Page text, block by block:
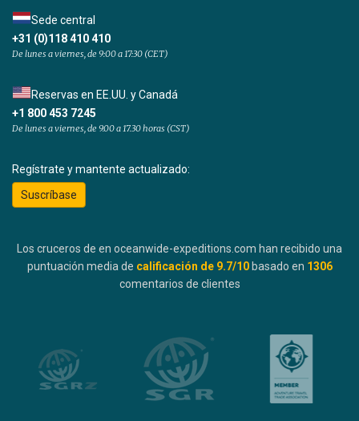
Sede central
+31 (0)118 410 410
De lunes a viernes, de 9:00 a 17:30 (CET)
Reservas en EE.UU. y Canadá
+1 800 453 7245
De lunes a viernes, de 9.00 a 17.30 horas (CST)
Regístrate y mantente actualizado:
Suscríbase
Los cruceros de en oceanwide-expeditions.com han recibido una
puntuación media de calificación de 9.7/10 basado en 1306
comentarios de clientes